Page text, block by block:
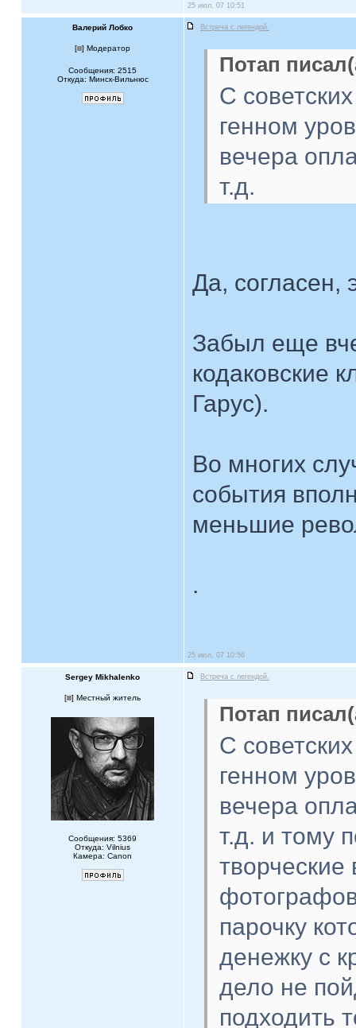
25 июл, 07 10:51
Валерий Лобко Встреча с легендой.
[ ] Модератор
Сообщения: 2515
Откуда: Минск-Вильнюс
Потап
С
генном
вечера
т.д.
Да, согласен,
Забыл еще
кодаковские
Гарус).
Во многих
события
меньшие
.
25 июл, 07 10:56
Sergey Mikhalenko Встреча с легендой.
[ ] Местный житель
Сообщения: 5369
Откуда: Vilnius
Камера: Canon
Потап
С
генном
вечера
т.д. и тому
парочку
денежку с
дело не
подходить